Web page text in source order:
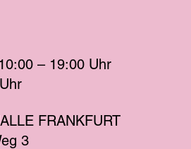
10:00 – 19:00 Uhr
Uhr
FRANKFURT
3